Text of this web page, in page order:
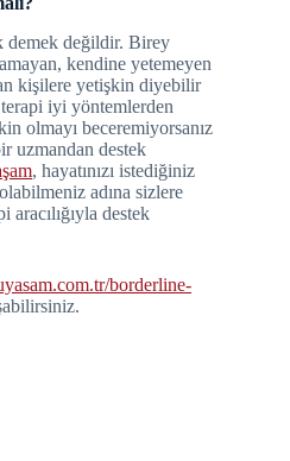
demek değildir. Birey
kendine yetemeyen
kişilere yetişkin diyebilir
iyi yöntemlerden
olmayı beceremiyorsanız
uzmandan destek
, hayatınızı istediğiniz
adına sizlere
destek
borderline-